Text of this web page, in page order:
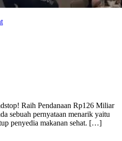
Raih Pendanaan Rp126 Miliar
sebuah pernyataan menarik yaitu
penyedia makanan sehat. […]